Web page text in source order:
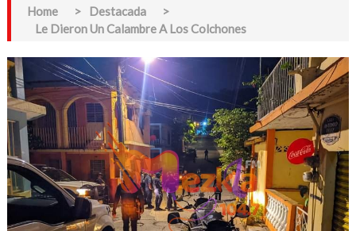
Home > Destacada
>
Le Dieron Un Calambre A Los Colchones